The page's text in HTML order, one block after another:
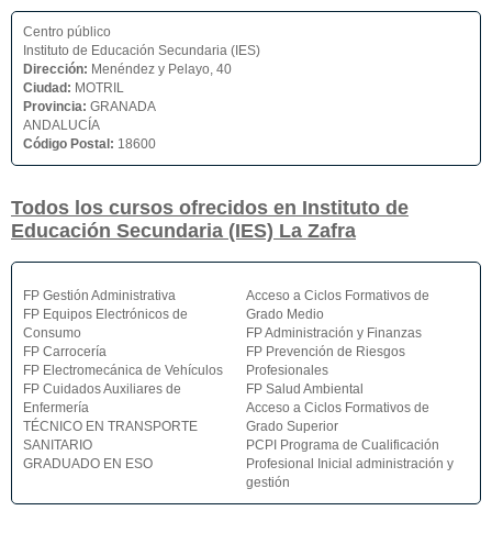
Centro público
Instituto de Educación Secundaria (IES)
Dirección: Menéndez y Pelayo, 40
Ciudad: MOTRIL
Provincia: GRANADA
ANDALUCÍA
Código Postal: 18600
Todos los cursos ofrecidos en Instituto de
Educación Secundaria (IES) La Zafra
FP Gestión Administrativa
FP Equipos Electrónicos de
Consumo
FP Carrocería
FP Electromecánica de Vehículos
FP Cuidados Auxiliares de
Enfermería
TÉCNICO EN TRANSPORTE
SANITARIO
GRADUADO EN ESO
Acceso a Ciclos Formativos de
Grado Medio
FP Administración y Finanzas
FP Prevención de Riesgos
Profesionales
FP Salud Ambiental
Acceso a Ciclos Formativos de
Grado Superior
PCPI Programa de Cualificación
Profesional Inicial administración y
gestión